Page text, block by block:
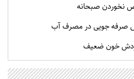
نخوردن صبحانه
صرفه جویی در مصرف آب
خون ضعیف